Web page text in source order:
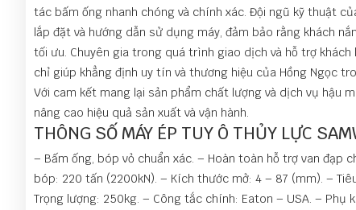
tác bấm ống nhanh chóng và chính xác. Đội ngũ kỹ thuật
lắp đặt và hướng dẫn sử dụng máy, đảm bảo rằng khách
tối ưu. Chuyên gia trong quá trình giao dịch và hỗ trợ
chỉ giúp khẳng định uy tín và thương hiệu của Hồng Ngọc
Với cam kết mang lại sản phẩm chất lượng và dịch vụ hậu
nâng cao hiệu quả sản xuất và vận hành.
THÔNG SỐ MÁY ÉP TUY Ô THỦY LỰC
– Bấm ống, bóp vỏ chuẩn xác. – Hoàn toàn hỗ trợ van đạp
bóp: 220 tấn (2200kN). – Kích thước mở: 4 – 87 (mm). –
Trọng lượng: 250kg. – Công tắc chính: Eaton – USA. – Phụ